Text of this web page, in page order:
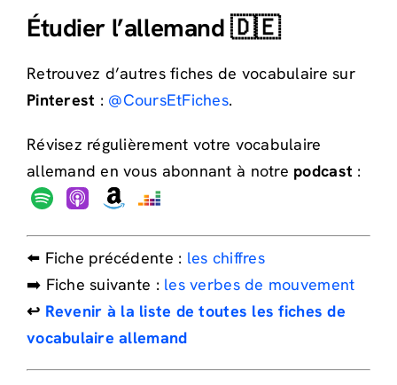
Étudier l’allemand 🇩🇪
Retrouvez d’autres fiches de vocabulaire sur
Pinterest : @CoursEtFiches.
Révisez régulièrement votre vocabulaire
allemand en vous abonnant à notre podcast :
⬅️ Fiche précédente : les chiffres
➡️ Fiche suivante : les verbes de mouvement
↩️ Revenir à la liste de toutes les fiches de
vocabulaire allemand